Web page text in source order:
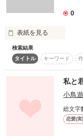
辛い､苦しい
そんな思いがなくなる
とても時間のかかるこ
でも､少しでもこれを
気持ちが楽になればい
と思っています｡
0
表紙を見る
とりあえず足跡帳作っ
日記は不定期更新です
あんまりゆっくりカ
検索結果
タイトル
キーワード
私と
小鳥
総文字
恋愛(実